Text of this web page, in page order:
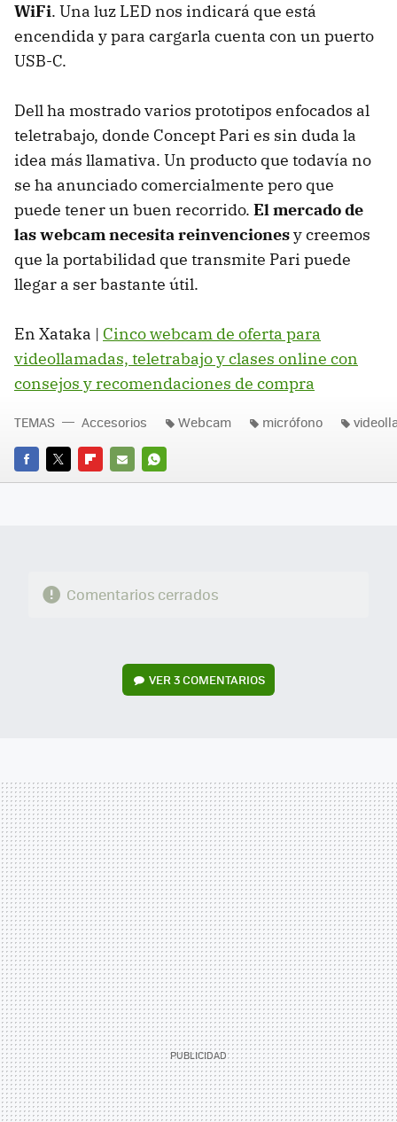
WiFi. Una luz LED nos indicará que está
encendida y para cargarla cuenta con un puerto
USB-C.
Dell ha mostrado varios prototipos enfocados al
teletrabajo, donde Concept Pari es sin duda la
idea más llamativa. Un producto que todavía no
se ha anunciado comercialmente pero que
puede tener un buen recorrido. El mercado de
las webcam necesita reinvencionesy creemos
que la portabilidad que transmite Pari puede
llegar a ser bastante útil.
En Xataka | Cinco webcam de oferta para
videollamadas, teletrabajo y clases online con
consejos y recomendaciones de compra
FACEBOOK
TWITTERFLIPBOARD
E-
WHATSAPP
TEMAS Accesorios Webcam micrófono
Comentarios cerrados
VER3 COMENTARIOS